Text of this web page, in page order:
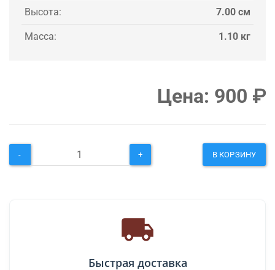
Высота: 7.00 см
Масса: 1.10 кг
Цена: 900 ₽
- + В КОРЗИНУ
Быстрая доставка